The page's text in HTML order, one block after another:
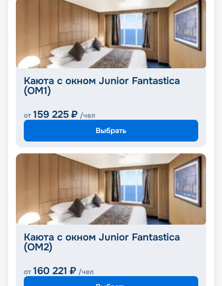
Каюта с окном Junior Fantastica
(OM1)
от 159 225 ₽ /чел
Выбрать
Каюта с окном Junior Fantastica
(OM2)
от 160 221 ₽ /чел